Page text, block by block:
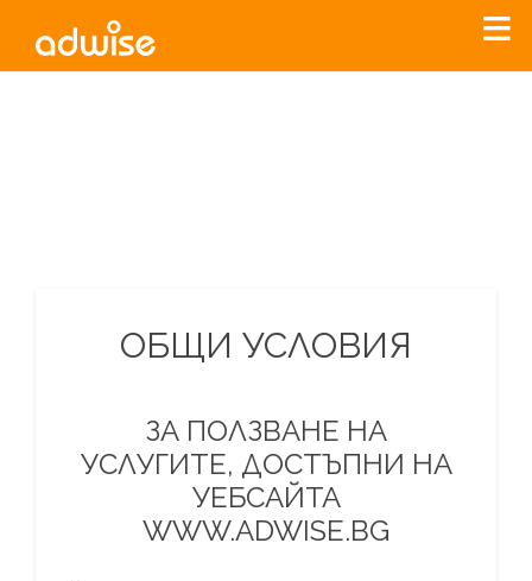
ОБЩИ УСЛОВИЯ
ЗА ПОЛЗВАНЕ НА
УСЛУГИТЕ, ДОСТЪПНИ НА
УЕБСАЙТА
WWW.ADWISE.BG